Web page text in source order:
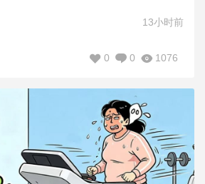
13小时前
1076
0
0